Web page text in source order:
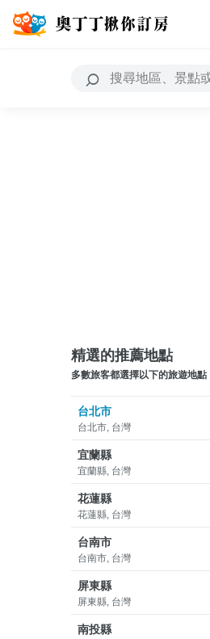
精選的推薦地點
多數旅客都選擇以下的旅遊地點
台北市
台北市, 台灣
宜蘭縣
宜蘭縣, 台灣
花蓮縣
花蓮縣, 台灣
台南市
台南市, 台灣
屏東縣
屏東縣, 台灣
南投縣